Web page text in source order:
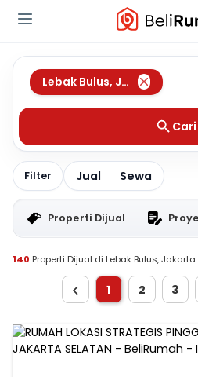
Lebak Bulus, Jakarta Selatan
Cari
Filter Jual Sewa
Properti Dijual
140 Properti Dijual di Lebak Bulus,
1 2 3